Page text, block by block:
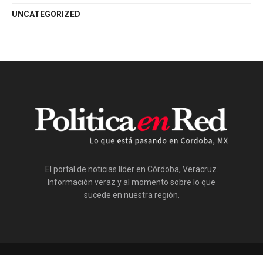
UNCATEGORIZED
El portal de noticias líder en Córdoba, Veracruz.
Información veraz y al momento sobre lo que
sucede en nuestra región.